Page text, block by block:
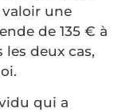
une
de 135 € à
deux cas,
qui a